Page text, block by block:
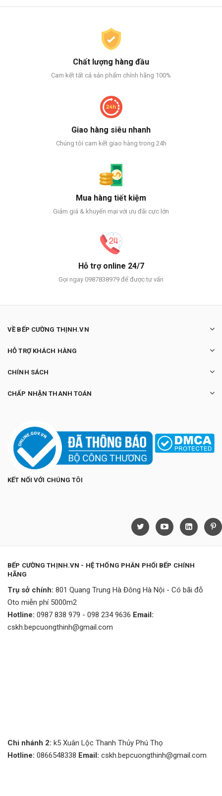
Chất lượng hàng đầu
Cam kết tất cả sản phẩm chính hãng 100%
Giao hàng siêu nhanh
Chúng tôi cam kết giao hàng trong 24h
Mua hàng tiết kiệm
Giảm giá & khuyến mại với ưu đãi cực lớn
Hỗ trợ online 24/7
Gọi ngay 0987838979 để được tư vấn
VỀ BẾP CƯỜNG THỊNH.VN
HỖ TRỢ KHÁCH HÀNG
CHÍNH SÁCH
CHẤP NHẬN THANH TOÁN
KẾT NỐI VỚI CHÚNG TÔI
BẾP CƯỜNG THỊNH.VN - HỆ THỐNG PHÂN PHỐI BẾP CHÍNH
HÃNG
Trụ sở chính: 801 Quang Trung Hà Đông Hà Nội - Có bãi đỗ
Oto miễn phí 5000m2
Hotline: 0987 838 979 - 098 234 9636 Email:
cskh.bepcuongthinh@gmail.com
Chi nhánh 2: k5 Xuân Lộc Thanh Thủy Phú Thọ
Hotline: 0866548338 Email: cskh.bepcuongthinh@gmail.com